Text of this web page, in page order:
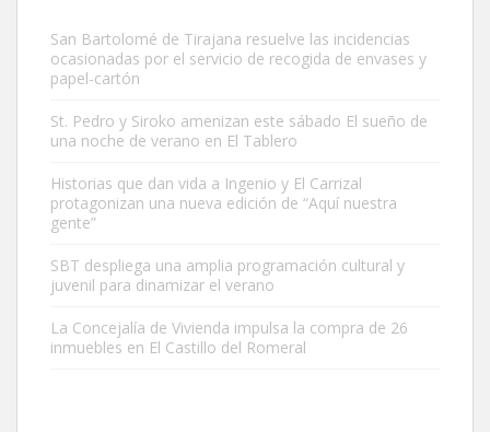
Este gato macho ha aparecido en la calle hace menos de un mes,
es muy manso y extremadamente cari...
Leales.org » Gran Canaria
San Bartolomé de Tirajana resuelve las incidencias
ocasionadas por el servicio de recogida de envases y
papel-cartón
St. Pedro y Siroko amenizan este sábado El sueño de
una noche de verano en El Tablero
Historias que dan vida a Ingenio y El Carrizal
protagonizan una nueva edición de “Aquí nuestra
gente”
SBT despliega una amplia programación cultural y
juvenil para dinamizar el verano
La Concejalía de Vivienda impulsa la compra de 26
inmuebles en El Castillo del Romeral